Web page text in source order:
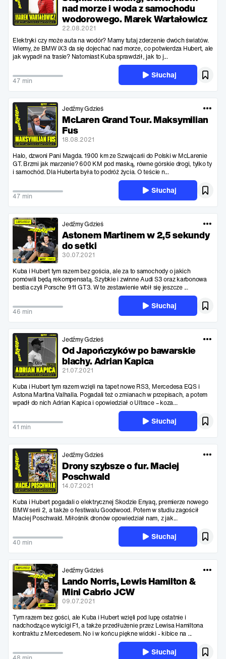
nad morze i woda z samochodu
wodorowego. Marek Wartałowicz
22.08.2021
Elektryki czy może auta na wodór? Mamy tutaj zderzenie dwóch światów.
Wiemy, że BMW iX3 da się dojechać nad morze, co potwierdza Hubert, ale
jak wypadł na trasie? Natomiast Kuba sprawdził, jak to j...
47 min
Słuchaj
Jedźmy Gdzieś
McLaren Grand Tour. Maksymilian
Fus
18.08.2021
Halo, dzwoni Pani Magda. 1900 km ze Szwajcarii do Polski w McLarenie
GT. Brzmi jak marzenie? 600 KM pod maską, równe górskie drogi, tylko ty
i samochód. Dla Huberta była to podróż życia. O teście n...
47 min
Słuchaj
Jedźmy Gdzieś
Astonem Martinem w 2,5 sekundy
do setki
30.07.2021
Kuba i Hubert tym razem bez gościa, ale za to samochody o jakich
pomówili będą rekompensatą. Szybkie i zwinne Audi S3 oraz karbonowa
bestia czyli Porsche 911 GT3. W te zestawienie wbił się jeszcze ...
46 min
Słuchaj
Jedźmy Gdzieś
Od Japończyków po bawarskie
blachy. Adrian Kapica
21.07.2021
Kuba i Hubert tym razem wzięli na tapet nowe RS3, Mercedesa EQS i
Astona Martina Valhalla. Pogadali też o zmianach w przepisach, a potem
wpadł do nich Adrian Kapica i opowiedział o Ultrace – koza...
41 min
Słuchaj
Jedźmy Gdzieś
Drony szybsze o fur. Maciej
Poschwald
14.07.2021
Kuba i Hubert pogadali o elektrycznej Skodzie Enyaq, premierze nowego
BMW serii 2, a także o festiwalu Goodwood. Potem w studiu zagościł
Maciej Poschwald. Miłośnik dronów opowiedział nam, z jak...
40 min
Słuchaj
Jedźmy Gdzieś
Lando Norris, Lewis Hamilton &
Mini Cabrio JCW
09.07.2021
Tym razem bez gości, ale Kuba i Hubert wzięli pod lupę ostatnie i
nadchodzące wyścigi F1, a także przedłużenie przez Lewisa Hamiltona
kontraktu z Mercedesem. No i w końcu piękne widoki - kibice na ...
Słuchaj